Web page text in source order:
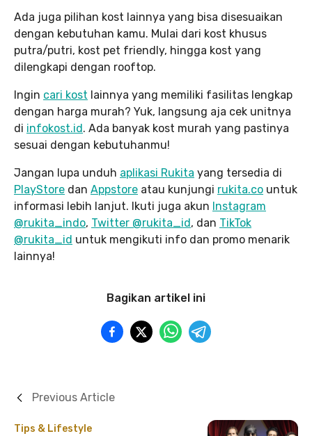
Ada juga pilihan kost lainnya yang bisa disesuaikan
dengan kebutuhan kamu. Mulai dari kost khusus
putra/putri, kost pet friendly, hingga kost yang
dilengkapi dengan rooftop.
Ingin cari kost lainnya yang memiliki fasilitas lengkap
dengan harga murah? Yuk, langsung aja cek unitnya
di infokost.id . Ada banyak kost murah yang pastinya
sesuai dengan kebutuhanmu!
Jangan lupa unduh aplikasi Rukita yang tersedia di
PlayStore dan Appstore atau kunjungi rukita.co untuk
informasi lebih lanjut. Ikuti juga akun Instagram
@rukita_indo, Twitter @rukita_id , dan TikTok
@rukita_id untuk mengikuti info dan promo menarik
lainnya!
Bagikan artikel ini
Tips & Lifestyle
Previous Article